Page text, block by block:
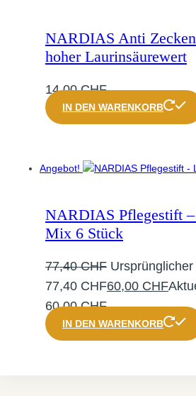
NARDIAS Anti
hoher Laurinsäurewert
14,00CHF
IN DEN WARENKORB
Angebot!
NARDIAS Pflegestift
Mix 6 Stück
77,40CHF
77,40 CHF60,00 CHF
60,00 CHF.
IN DEN WARENKORB